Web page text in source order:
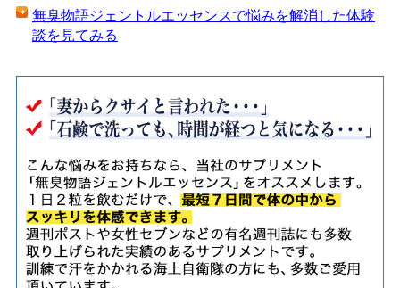
無臭物語ジェントルエッセンスで悩みを解消した体験
談を見てみる